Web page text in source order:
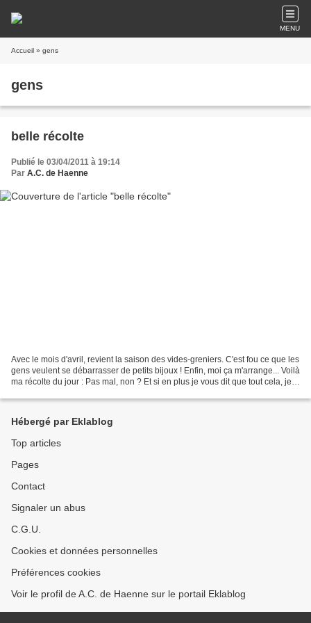
MENU
Accueil » gens
gens
belle récolte
Publié le 03/04/2011 à 19:14
Par A.C. de Haenne
Avec le mois d'avril, revient la saison des vides-greniers. C'est fou ce que les
gens veulent se débarrasser de petits bijoux ! Enfin, moi ça m'arrange... Voilà
ma récolte du jour : Pas mal, non ? Et si en plus je vous dit que tout cela, je
Hébergé par Eklablog
Top articles
Pages
Contact
Signaler un abus
C.G.U.
Cookies et données personnelles
Préférences cookies
Voir le profil de A.C. de Haenne sur le portail Eklablog